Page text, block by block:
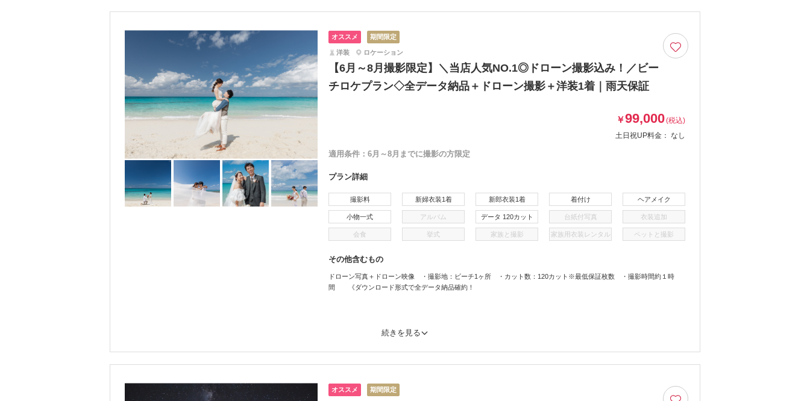
オススメ 期間限定
洋装 ロケーション
【6月～8月撮影限定】＼当店人気NO.1◎ドローン撮影込み！／ビー
チロケプラン◇全データ納品＋ドローン撮影＋洋装1着｜雨天保証
￥99,000(税込)
土日祝UP料金： なし
適用条件： 6月～8月までに撮影の方限定
プラン詳細
撮影料 新婦衣装1着 新郎衣装1着 着付け ヘアメイク
小物一式 アルバム データ 120カット 台紙付写真 衣装追加
会食 挙式 家族と撮影 家族用衣装レンタル ペットと撮影
その他含むもの
ドローン写真＋ドローン映像 ・撮影地：ビーチ1ヶ所 ・カット数：120カット※最低保証枚数 ・撮影時間約１時
間 《ダウンロード形式で全データ納品確約！
続きを見る
オススメ 期間限定